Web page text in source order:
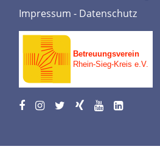
Impressum - Datenschutz